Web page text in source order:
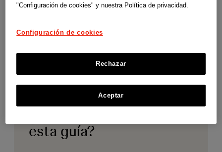
esta guía?
de los contenidos, ni de las referencias que contiene, así como
"Configuración de cookies" y nuestra Política de privacidad.
Configuración de cookies
Rechazar
Aceptar